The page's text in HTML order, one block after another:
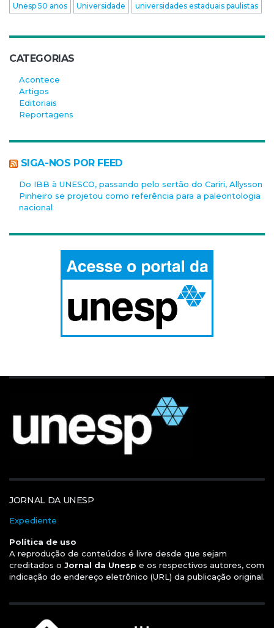
Unesp 50 anos
Universidade universidades estaduais paulistas
CATEGORIAS
Acontece
Artigos
Editoriais
Reportagens
SIGA-NOS POR FEED
Do IBB à UNESCO, passando pelo sertão do Cariri, Allysson
Pinheiro se projetou como referência para a paleontologia
nacional
JORNAL DA UNESP
Expediente
Política de uso
A reprodução de conteúdos é livre desde que sejam
creditados o Jornal da Unesp e os respectivos autores, com
indicação do endereço eletrônico (URL) da publicação original.